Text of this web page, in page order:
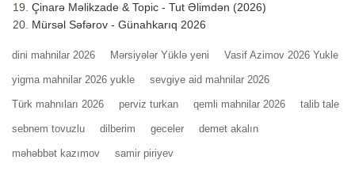
Çinarə Məlikzade & Topic - Tut Əlimdən (2026)
Mürsəl Səfərov - Günahkarıq 2026
dini mahnilar 2026 Mərsiyələr Yüklə yeni Vasif Azimov 2026 Yukle
yigma mahnilar 2026 yukle sevgiye aid mahnilar 2026
Türk mahnıları 2026 perviz turkan qemli mahnilar 2026 talib tale
sebnem tovuzlu dilberim geceler demet akalın
məhəbbət kazımov samir piriyev